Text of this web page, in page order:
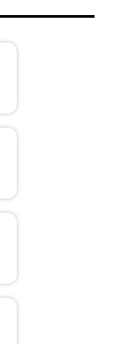
91-95.
F., Hidalgo,
Bax, G. (2014).
Profesional en
Encuentro de
Facultad de
Buenos Aires.
Monografías,
wp-